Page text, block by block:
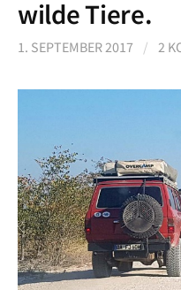
wilde Tiere.
1. SEPTEMBER 2017 / 2